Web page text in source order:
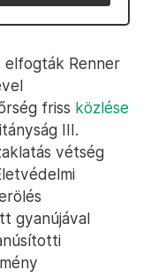
elfogták Renner
friss közlése
III.
vétség
gyanújával